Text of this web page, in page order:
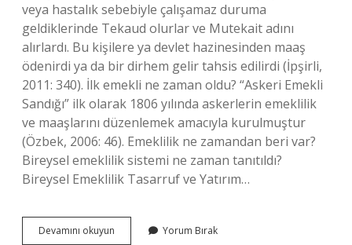
veya hastalık sebebiyle çalışamaz duruma
geldiklerinde Tekaud olurlar ve Mutekait adını
alırlardı. Bu kişilere ya devlet hazinesinden maaş
ödenirdi ya da bir dirhem gelir tahsis edilirdi (İpşirli,
2011: 340). İlk emekli ne zaman oldu? “Askeri Emekli
Sandığı” ilk olarak 1806 yılında askerlerin emeklilik
ve maaşlarını düzenlemek amacıyla kurulmuştur
(Özbek, 2006: 46). Emeklilik ne zamandan beri var?
Bireysel emeklilik sistemi ne zaman tanıtıldı?
Bireysel Emeklilik Tasarruf ve Yatırım…
Devamını okuyun Dünyada
Yorum Bırak